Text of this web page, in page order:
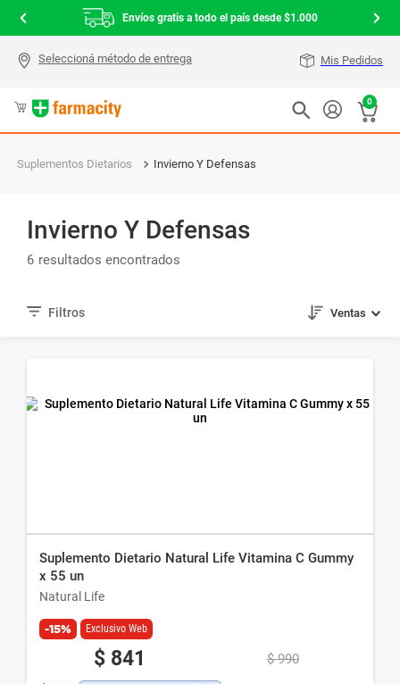
Envíos gratis a todo el país desde $1.000
Mis Pedidos
0
Suplementos Dietarios Invierno Y Defensas
Invierno Y Defensas
6
Ventas
Suplemento Dietario Natural Life Vitamina C Gummy
x 55 un
Natural Life
-15% Exclusivo Web
$ 841 $ 990